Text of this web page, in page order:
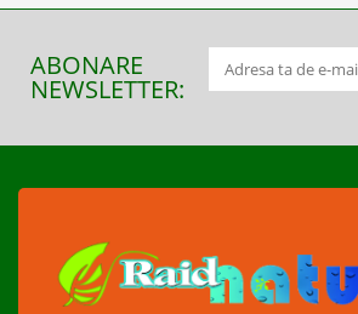
ABONARE
NEWSLETTER: